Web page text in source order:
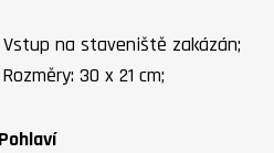
na staveniště zakázán;
30 x 21 cm;
Pohlaví